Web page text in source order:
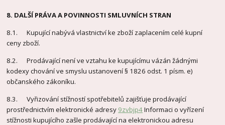
8. DALŠÍ PRÁVA A POVINNOSTI SMLUVNÍCH STRAN
8.1. Kupující nabývá vlastnictví ke zboží zaplacením celé kupní
ceny zboží.
8.2. Prodávající není ve vztahu ke kupujícímu vázán žádnými
kodexy chování ve smyslu ustanovení § 1826 odst. 1 písm. e)
občanského zákoníku.
8.3. Vyřizování stížností spotřebitelů zajišťuje prodávající
prostřednictvím elektronické adresy 9zvbjp4Informaci o vyřízení
stížnosti kupujícího zašle prodávající na elektronickou adresu